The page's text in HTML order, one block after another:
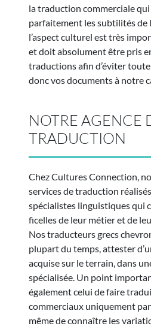
la traduction commerciale
parfaitement les subtilités de
l’aspect culturel est très
et doit absolument être pris
traductions afin d’éviter
donc vos documents à notre
NOTRE AGENCE
TRADUCTION
Chez Cultures Connection,
services de traduction
spécialistes linguistiques qui
ficelles de leur métier et de
Nos traducteurs grecs
plupart du temps, attester
acquise sur le terrain, dans
spécialisée. Un point
également celui de faire
commerciaux uniquement
même de connaître les